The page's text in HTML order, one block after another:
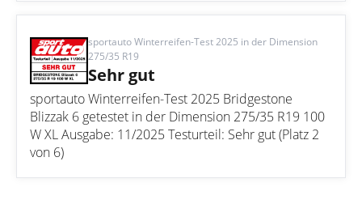
sportauto Winterreifen-Test 2025 in der Dimension
275/35 R19
Sehr gut
sportauto Winterreifen-Test 2025 Bridgestone
Blizzak 6 getestet in der Dimension 275/35 R19 100
W XL Ausgabe: 11/2025 Testurteil: Sehr gut (Platz 2
von 6)